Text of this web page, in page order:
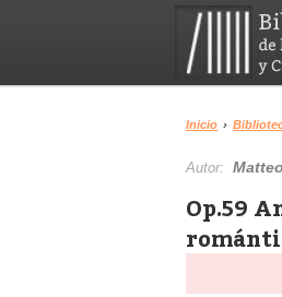
Inicio ›
Autor:
Op.59